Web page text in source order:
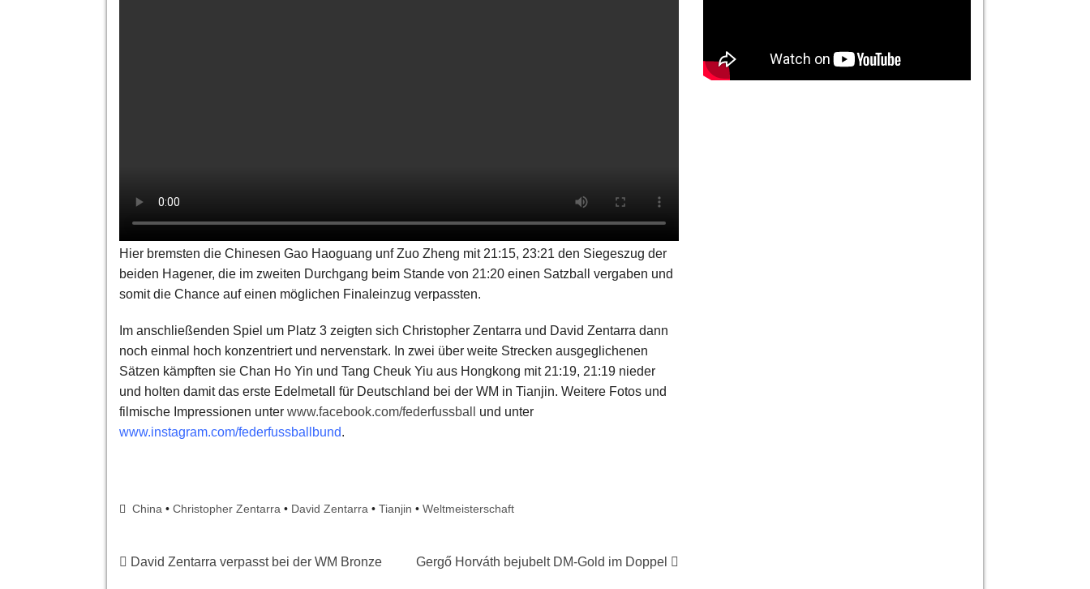
Hier bremsten die Chinesen Gao Haoguang unf Zuo Zheng mit 21:15, 23:21 den Siegeszug der
beiden Hagener, die im zweiten Durchgang beim Stande von 21:20 einen Satzball vergaben und
somit die Chance auf einen möglichen Finaleinzug verpassten.
Im anschließenden Spiel um Platz 3 zeigten sich Christopher Zentarra und David Zentarra dann
noch einmal hoch konzentriert und nervenstark. In zwei über weite Strecken ausgeglichenen
Sätzen kämpften sie Chan Ho Yin und Tang Cheuk Yiu aus Hongkong mit 21:19, 21:19 nieder
und holten damit das erste Edelmetall für Deutschland bei der WM in Tianjin. Weitere Fotos und
filmische Impressionen unter www.facebook.com/federfussball
und unter
www.instagram.com/federfussballbund.
China •Christopher Zentarra • David Zentarra •Tianjin •Weltmeisterschaft
David Zentarra verpasst bei der WM Bronze Gergő Horváth bejubelt DM-Gold im Doppel